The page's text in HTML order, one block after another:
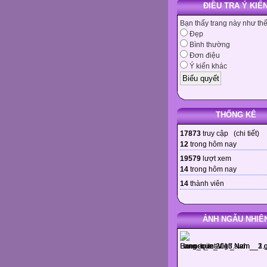
ĐIỀU TRA Ý KIẾN
Bạn thấy trang này như
Đẹp
Bình thường
Đơn điệu
Ý kiến khác
THỐNG KÊ
17873 truy cập (chi tiết)
12 trong hôm nay
19579 lượt xem
14 trong hôm nay
14 thành viên
ẢNH NGẪU